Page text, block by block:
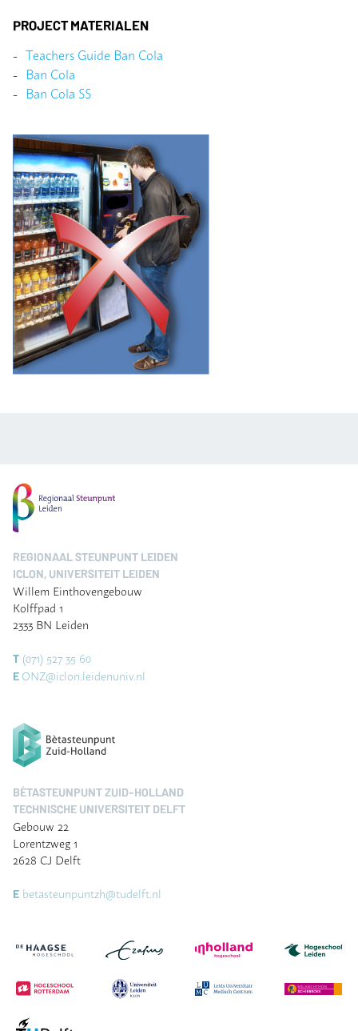
PROJECT MATERIALEN
Teachers Guide Ban Cola
Ban Cola
Ban Cola SS
REGIONAAL STEUNPUNT LEIDEN
ICLON, UNIVERSITEIT LEIDEN
Willem Einthovengebouw
Kolffpad 1
2333 BN Leiden
T (071) 527 35 60
E ONZ@iclon.leidenuniv.nl
BÈTASTEUNPUNT ZUID-HOLLAND
TECHNISCHE UNIVERSITEIT DELFT
Gebouw 22
Lorentzweg 1
2628 CJ Delft
E betasteunpuntzh@tudelft.nl